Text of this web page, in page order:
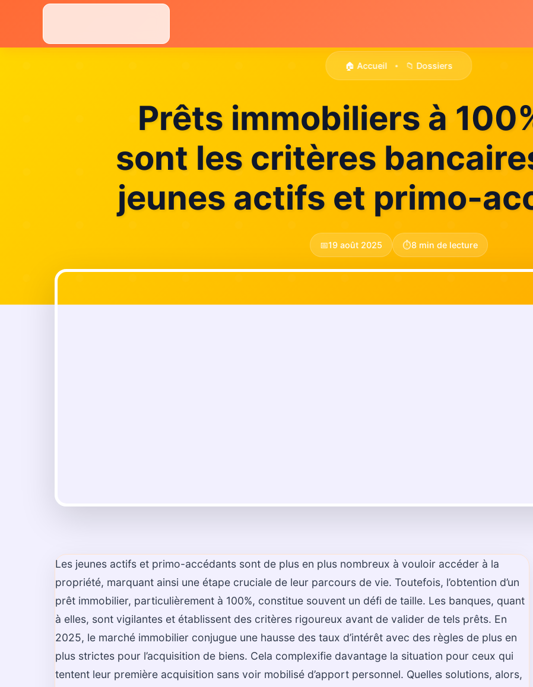
🏠 Accueil • 📁 Dossiers
Prêts immobiliers à
sont les critères
jeunes actifs et primo-
📅19 août 2025 ⏱️8 min de lecture
Les jeunes actifs et primo-accédants sont de plus en plus nombreux à vouloir accéder à la
propriété, marquant ainsi une étape cruciale de leur parcours de vie. Toutefois, l’obtention d’un
prêt immobilier, particulièrement à 100%, constitue souvent un défi de taille. Les banques, quant
à elles, sont vigilantes et établissent des critères rigoureux avant de valider de tels prêts. En
2025, le marché immobilier conjugue une hausse des taux d’intérêt avec des règles de plus en
plus strictes pour l’acquisition de biens. Cela complexifie davantage la situation pour ceux qui
tentent leur première acquisition sans voir mobilisé d’apport personnel. Quelles solutions, alors,